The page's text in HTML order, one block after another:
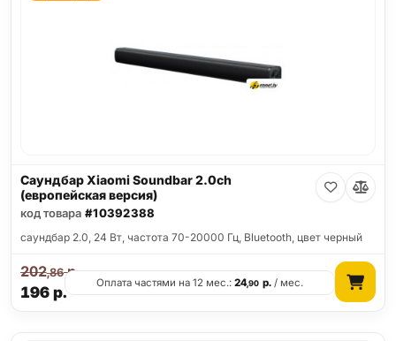
Саундбар Xiaomi Soundbar 2.0ch
(европейская версия)
код товара #10392388
саундбар 2.0, 24 Вт, частота 70-20000 Гц, Bluetooth, цвет черный
196р.
202,86р.
Оплата частями на 12 мес.:24,90 р./ мес.